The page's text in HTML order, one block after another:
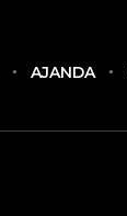
AJANDA